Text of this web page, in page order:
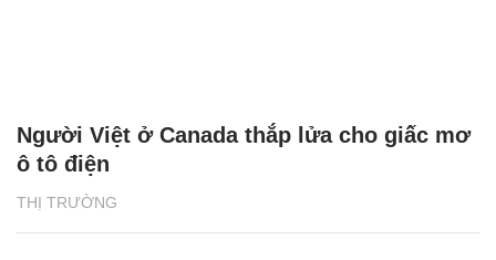
THỊ TRƯỜNG
Người Việt ở Canada thắp lửa cho giấc mơ
ô tô điện